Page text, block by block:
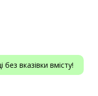
вказівки вмісту!